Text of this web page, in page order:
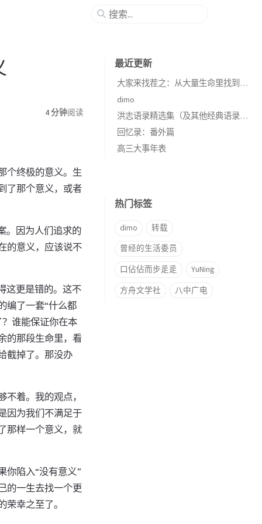
4 分钟阅读
个终极的意义。生
了那个意义，或者
。因为人们追求的
的意义，应该说不
这更是错的。这不
编了一套“什么都
谁能保证你在本
的那段生命里，看
截掉了。那没办
着。我的观点，
因为我们不满足于
那样一个意义，就
你陷入“没有意义”
的一生去找一个更
幸之至了。
最近更新
大家来找茬之：从大量生命里找到少量意义
dimo
洪志语录精选集（及其他经典语录收集）
回忆录：番外篇
高三大事年表
热门标签
dimo 转载
曾经的生活委员
口佔佔而步辵辵 YuNing
方舟文学社 八中广电